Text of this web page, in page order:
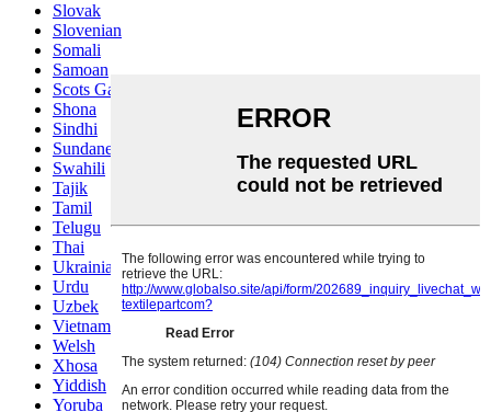
Slovak
Slovenian
Somali
Samoan
Scots Gaelic
Shona
Sindhi
Sundanese
Swahili
Tajik
Tamil
Telugu
Thai
Ukrainian
Urdu
Uzbek
Vietnamese
Welsh
Xhosa
Yiddish
Yoruba